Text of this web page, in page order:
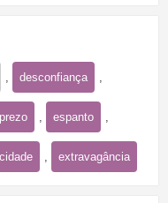
desconfiança
espanto
extravagância